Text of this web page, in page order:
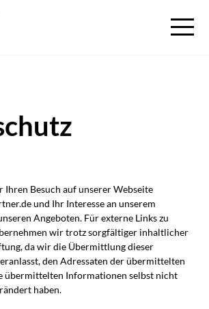
Ihren Besuch auf unserer Webseite
und Ihr Interesse an unserem
Angeboten. Für externe Links zu
wir trotz sorgfältiger inhaltlicher
da wir die Übermittlung dieser
den Adressaten der übermittelten
übermittelten Informationen selbst nicht
haben.